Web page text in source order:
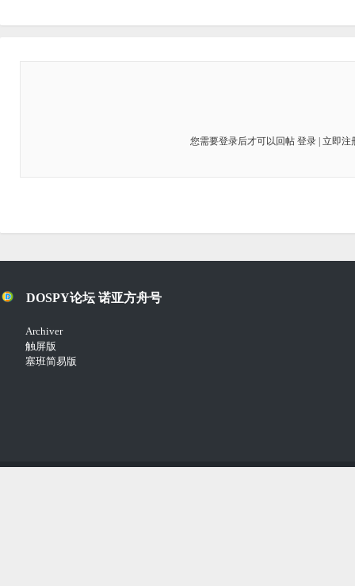
您需要登录后才可以回帖 登录| 立即注
DOSPY论坛 诺亚方舟号
Archiver
触屏版
塞班简易版